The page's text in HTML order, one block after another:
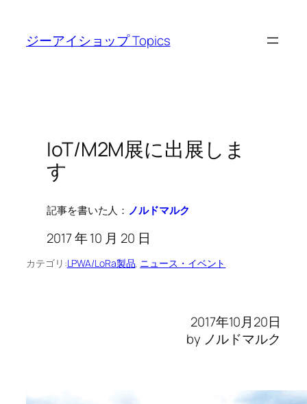
ジーアイショップ Topics
IoT/M2M展に出展しま
す
記事を書いた人： ノルドマルク
2017 年 10 月 20 日
カテゴリ:LPWA/LoRa製品, ニュース・イベント
2017年10月20日
by ノルドマルク